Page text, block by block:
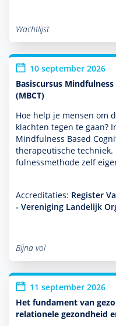
Wachtlijst
10 september 2026
Basiscursus
(MBCT)
Hoe help je mensen om
klachten tegen te gaan?
Mindfulness Based
thera­peu­tische
fulnessmethode zelf
Accreditaties: Register
- Vereniging Landelijk
Bijna vol
11 september 2026
Het fundament van
relationele gezondheid